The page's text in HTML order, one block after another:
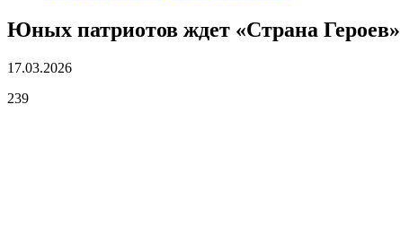
Юных патриотов ждет «Страна Героев»
17.03.2026
239